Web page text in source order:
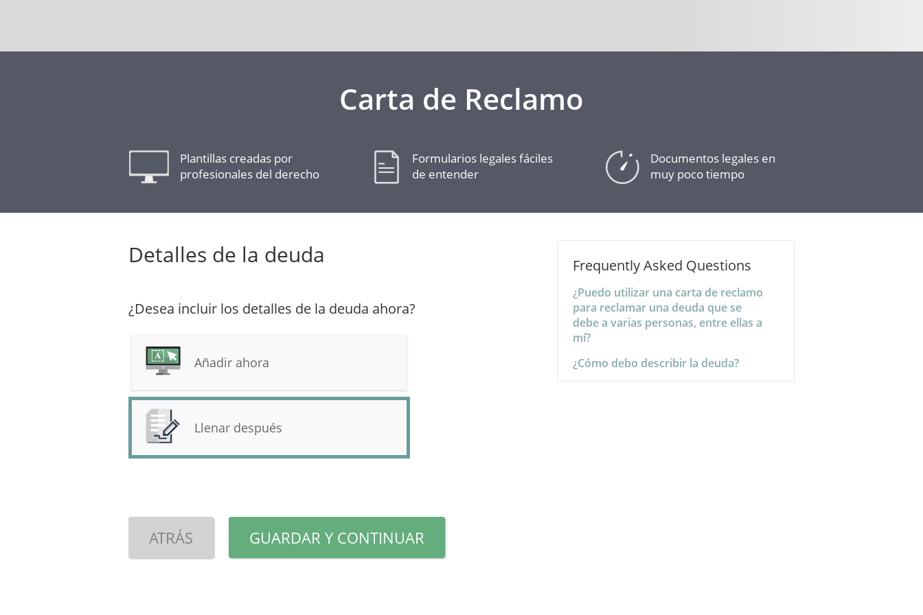
Carta de Reclamo
Plantillas creadas por
profesionales del derecho
Formularios legales fáciles
de entender
Documentos legales en
muy poco tiempo
Detalles de la deuda
¿Desea incluir los detalles de la deuda ahora?
Añadir ahora
Llenar después
ATRÁS GUARDAR Y CONTINUAR
Frequently Asked Questions
¿Puedo utilizar una carta de reclamo
para reclamar una deuda que se
debe a varias personas, entre ellas a
mí?
¿Cómo debo describir la deuda?